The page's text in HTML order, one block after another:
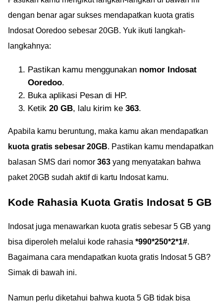
dengan benar agar sukses mendapatkan kuota gratis
Indosat Ooredoo sebesar 20GB. Yuk ikuti langkah-
langkahnya:
Pastikan kamu menggunakan nomor Indosat
Ooredoo.
Buka aplikasi Pesan di HP.
Ketik 20 GB, lalu kirim ke 363.
Apabila kamu beruntung, maka kamu akan mendapatkan
kuota gratis sebesar 20GB. Pastikan kamu mendapatkan
balasan SMS dari nomor 363 yang menyatakan bahwa
paket 20GB sudah aktif di kartu Indosat kamu.
Kode Rahasia Kuota Gratis Indosat 5 GB
Indosat juga menawarkan kuota gratis sebesar 5 GB yang
bisa diperoleh melalui kode rahasia *990*250*2*1#.
Bagaimana cara mendapatkan kuota gratis Indosat 5 GB?
Simak di bawah ini.
Namun perlu diketahui bahwa kuota 5 GB tidak bisa